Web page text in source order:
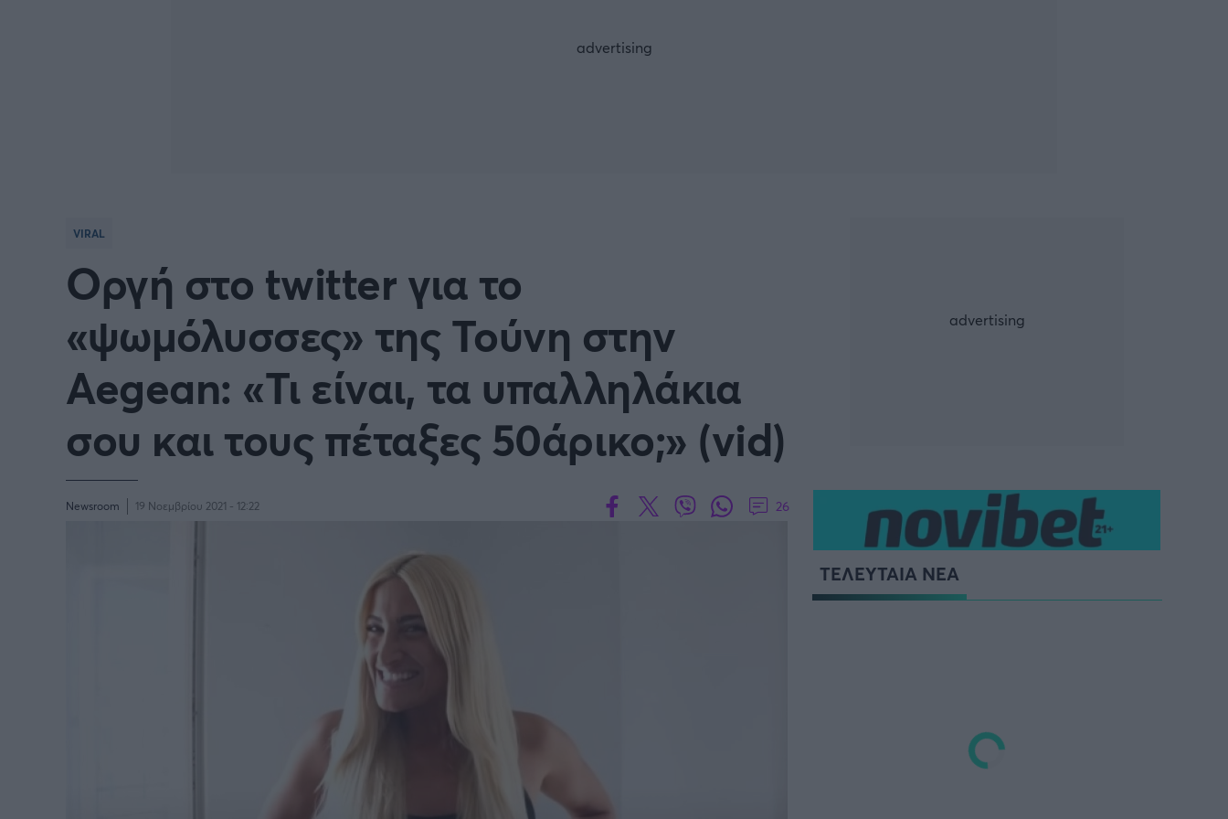
VIRAL
Οργή στο twitter για το
«ψωμόλυσσες» της Τούνη στην
Aegean: «Τι είναι, τα υπαλληλάκια
σου και τους πέταξες 50άρικο;» (vid)
Newsroom 19 Νοεμβρίου 2021 - 12:22 26
ΤΕΛΕΥΤΑΙΑ ΝΕΑ